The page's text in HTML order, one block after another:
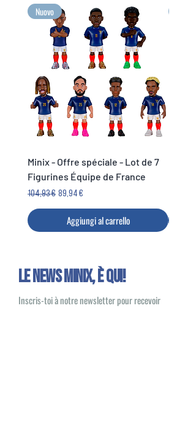
Raccogli le tue emozioni più
grandi in formato Minix!
Nuovo
Minix - Offre spéciale - Lot de 7
Figurines Équipe de France
Prezzo regolare
104,93 € Prezzo scontato
89,94 €
Aggiungi al carrello
Le news Minix, È QUI!
Inscris-toi à notre newsletter pour recevoir